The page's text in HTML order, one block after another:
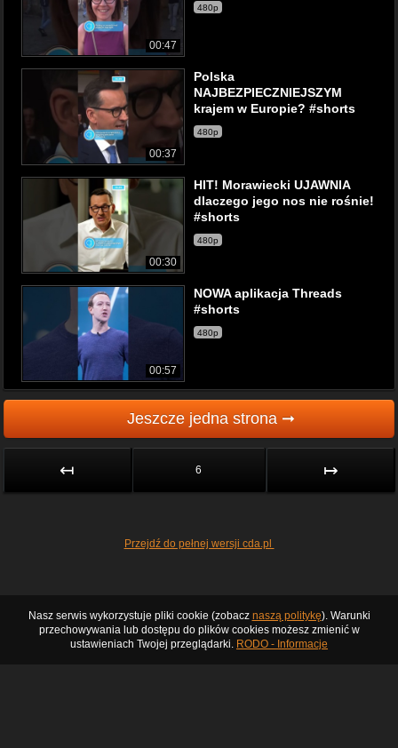
00:47
480p
00:37
Polska
NAJBEZPIECZNIEJSZYM
krajem w Europie? #shorts
480p
00:30
HIT! Morawiecki UJAWNIA
dlaczego jego nos nie rośnie!
#shorts
480p
00:57
NOWA aplikacja Threads
#shorts
480p
Jeszcze jedna strona ➞
↤ 6 ↦
Przejdź do pełnej wersji cda.pl
Nasz serwis wykorzystuje pliki cookie (zobacz naszą politykę). Warunki
przechowywania lub dostępu do plików cookies możesz zmienić w
ustawieniach Twojej przeglądarki. RODO - Informacje